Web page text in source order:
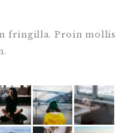
fringilla. Proin mollis